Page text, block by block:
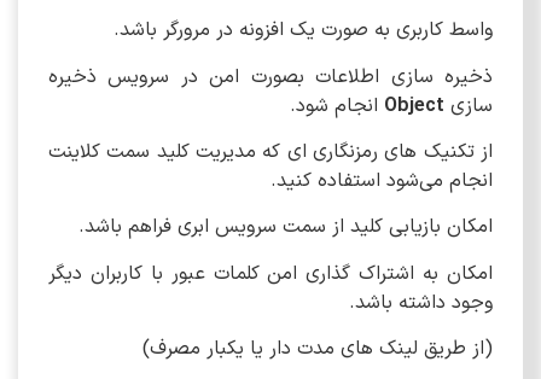
واسط کاربری به صورت یک افزونه در مرورگر باشد.
ذخیره سازی اطلاعات بصورت امن در سرویس ذخیره
سازی Object انجام شود.
از تکنیک های رمزنگاری ای که مدیریت کلید سمت کلاینت
انجام می‌شود استفاده کنید.
امکان بازیابی کلید از سمت سرویس ابری فراهم باشد.
امکان به اشتراک گذاری امن کلمات عبور با کاربران دیگر
وجود داشته باشد.
(از طریق لینک های مدت دار یا یکبار مصرف)